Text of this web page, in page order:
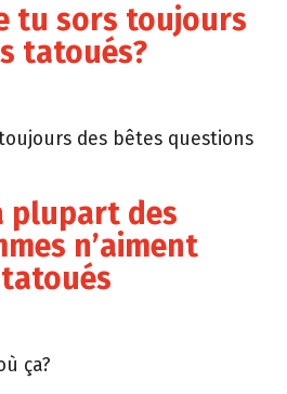
tu sors toujours
tatoués?
des bêtes questions
plupart des
n’aiment
ça?